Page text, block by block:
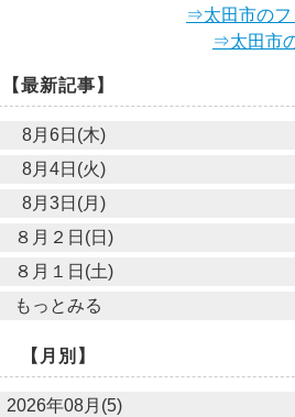
⇒太田市のフ
⇒太田市
【最新記事】
8月6日(木)
8月4日(火)
8月3日(月)
８月２日(日)
８月１日(土)
もっとみる
【月別】
2026年08月(5)